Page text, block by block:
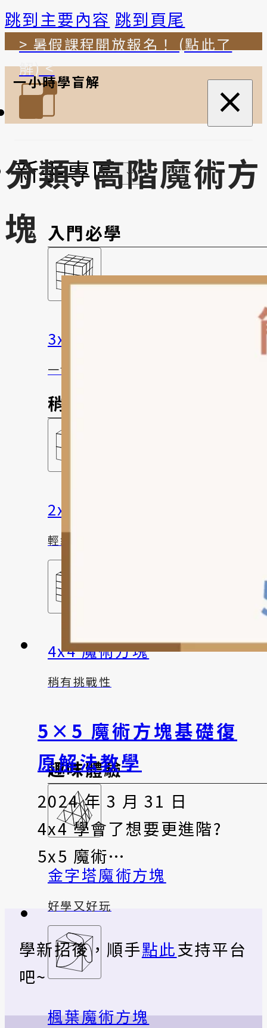
跳到主要內容 跳到頁尾
> 暑假課程開放報名！ (點此了
解) <
一小時學盲解
新手專區
入門必學
3x3 魔術方塊
一切的根本！
稍微進階
2x2 魔術方塊
輕鬆秒懂~
4x4 魔術方塊
稍有挑戰性
趣味體驗
金字塔魔術方塊
好學又好玩
楓葉魔術方塊
分類:高階魔術方
塊
5×5 魔術方塊基礎復
原解法教學
2024 年 3 月 31 日
4x4 學會了想要更進階?
5x5 魔術…
學新招後，順手點此支持平台
吧~